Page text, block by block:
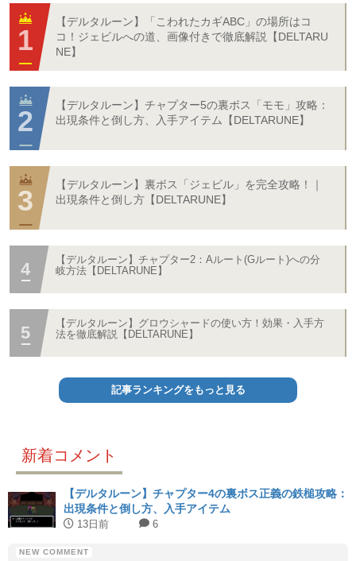
【デルタルーン】「こわれたカギABC」の場所はコ
コ！ジェビルへの道、画像付きで徹底解説【DELTARU
NE】
【デルタルーン】チャプター5の裏ボス「モモ」攻略：
出現条件と倒し方、入手アイテム【DELTARUNE】
【デルタルーン】裏ボス「ジェビル」を完全攻略！｜
出現条件と倒し方【DELTARUNE】
【デルタルーン】チャプター2：Aルート(Gルート)への分
岐方法【DELTARUNE】
【デルタルーン】グロウシャードの使い方！効果・入手方
法を徹底解説【DELTARUNE】
記事ランキングをもっと見る
新着コメント
【デルタルーン】チャプター4の裏ボス正義の鉄槌攻略：
出現条件と倒し方、入手アイテム
13日前 6